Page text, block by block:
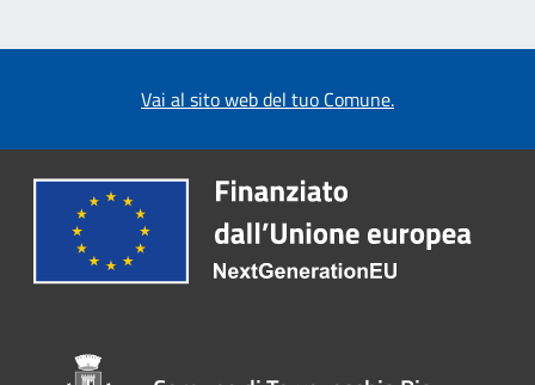
Vai al sito web del tuo Comune.